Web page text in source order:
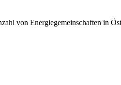
von Energiegemeinschaften in